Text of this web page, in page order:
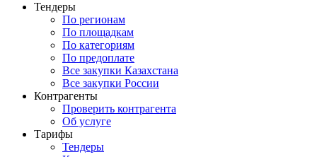
Тендеры
По регионам
По площадкам
По категориям
По предоплате
Все закупки Казахстана
Все закупки России
Контрагенты
Проверить контрагента
Об услуге
Тарифы
Тендеры